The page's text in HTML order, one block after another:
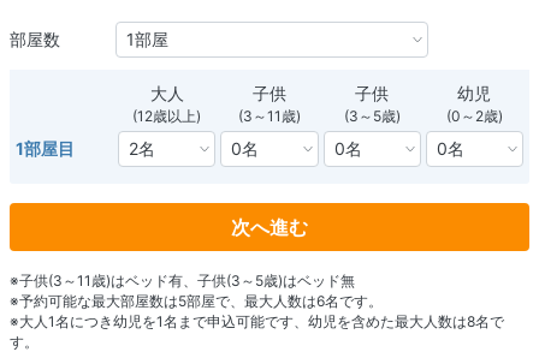
部屋数
大人
(12歳以上)
子供
(3～11歳)
子供
(3～5歳)
幼児
(0～2歳)
1部屋目
次へ進む
※子供(3～11歳)はベッド有、子供(3～5歳)はベッド無
※予約可能な最大部屋数は5部屋で、最大人数は6名です。
※大人1名につき幼児を1名まで申込可能です、幼児を含めた最大人数は8名で
す。